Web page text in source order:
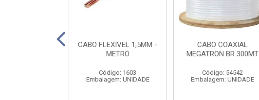
CABO FLEXIVEL 1,5MM -
METRO
Código: 1603
Embalagem: UNIDADE
CABO COAXIAL
MEGATRON BR 300MT
Código: 54542
Embalagem: UNIDADE